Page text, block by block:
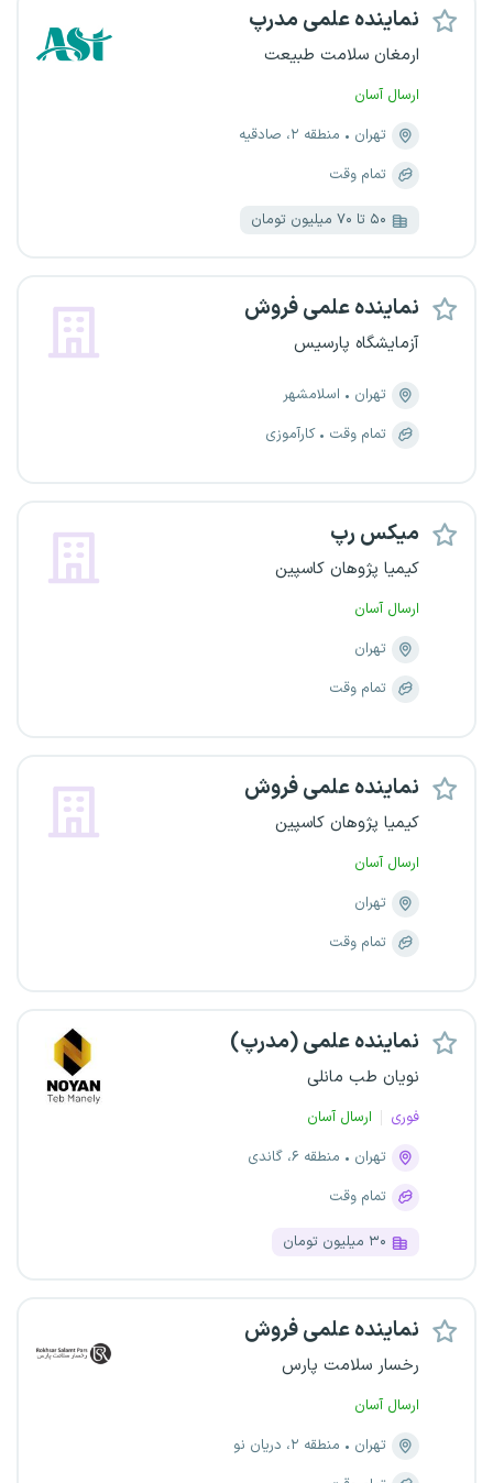
نماینده علمی مدرپ
ارمغان سلامت طبیعت
ارسال آسان
تهران
منطقه ۲، صادقیه
تمام وقت
۵۰ تا ۷۰ میلیون تومان
نماینده علمی فروش
آزمایشگاه پارسیس
تهران
اسلامشهر
تمام وقت
کارآموزی
میکس رپ
کیمیا پژوهان کاسپین
ارسال آسان
تهران
تمام وقت
نماینده علمی فروش
کیمیا پژوهان کاسپین
ارسال آسان
تهران
تمام وقت
نماینده علمی (مدرپ)
نویان طب مانلی
فوری
ارسال آسان
تهران
منطقه ۶، گاندی
تمام وقت
۳۰ میلیون تومان
نماینده علمی فروش
رخسار سلامت پارس
ارسال آسان
تهران
منطقه ۲، دریان نو